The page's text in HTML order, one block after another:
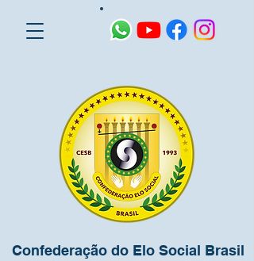
Confederação do Elo Social Brasil